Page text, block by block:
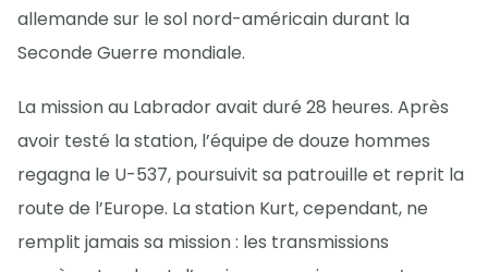
allemande sur le sol nord-américain durant la
Seconde Guerre mondiale.
La mission au Labrador avait duré 28 heures. Après
avoir testé la station, l’équipe de douze hommes
regagna le U-537, poursuivit sa patrouille et reprit la
route de l’Europe. La station Kurt, cependant, ne
remplit jamais sa mission : les transmissions